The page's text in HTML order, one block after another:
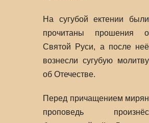
На сугубой ектении были
прочитаны прошения о
Святой Руси, а после неё
вознесли сугубую молитву
об Отечестве.
Перед причащением мирян
проповедь произнёс